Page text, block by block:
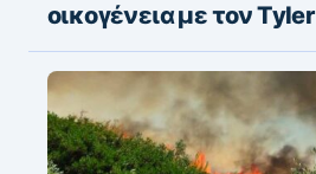
οικογένεια με τον Tyler